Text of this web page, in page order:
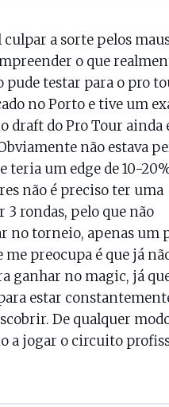
culpar a sorte pelos
o que
pude testar para o pro
no Porto e tive um
draft do Pro Tour ainda
não estava
teria um edge de 10-
não é preciso ter uma
rondas, pelo que não
no torneio, apenas um
preocupa é que já
ganhar no magic, já
estar
De qualquer
a jogar o circuito